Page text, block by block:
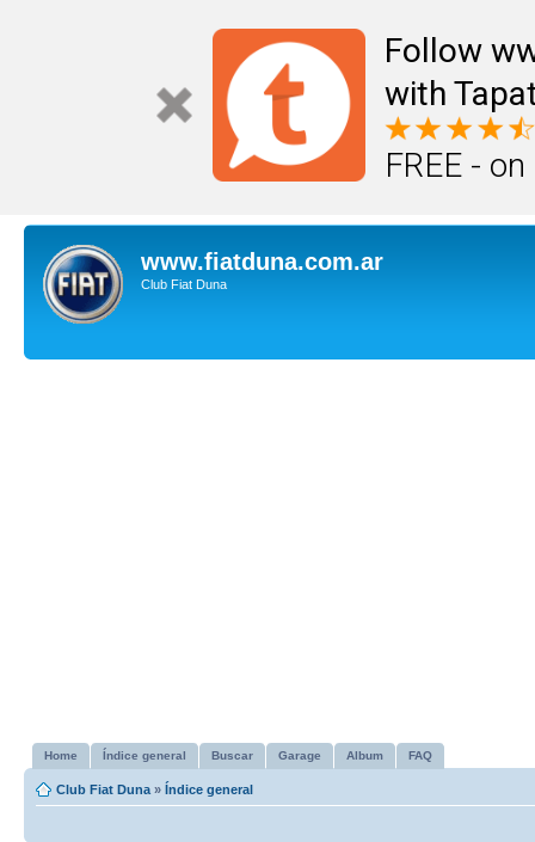
Follow
with
FREE -
www.fiatduna.com.ar
Club Fiat Duna
Home Índice general Buscar Garage Album FAQ
Club Fiat Duna » Índice general